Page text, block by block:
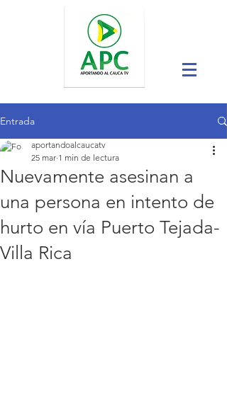
Entrada
Nuevamente asesinan a
una persona en intento de
hurto en vía Puerto Tejada-
Villa Rica
aportandoalcaucatv
25 mar 1 min de lectura